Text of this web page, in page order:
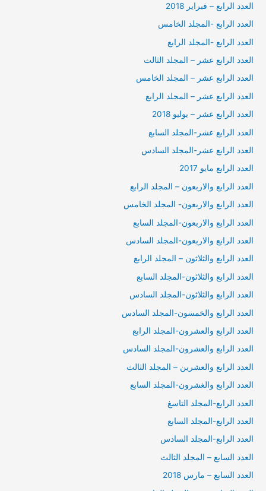
العدد الرابع – فبراير 2018
العدد الرابع -المجلد الخامس
العدد الرابع -المجلد الرابع
العدد الرابع عشر – المجلد الثالث
العدد الرابع عشر – المجلد الخامس
العدد الرابع عشر – المجلد الرابع
العدد الرابع عشر – يوليو 2018
العدد الرابع عشر-المجلد السابع
العدد الرابع عشر-المجلد السادس
العدد الرابع مايو 2017
العدد الرابع والاربعون – المجلد الرابع
العدد الرابع والاربعون- المجلد الخامس
العدد الرابع والاربعون-المجلد السابع
العدد الرابع والاربعون-المجلد السادس
العدد الرابع والثلاثون – المجلد الرابع
العدد الرابع والثلاثون-المجلد السابع
العدد الرابع والثلاثون-المجلد السادس
العدد الرابع والخمسون-المجلد السادس
العدد الرابع والعشرون-المجلد الرابع
العدد الرابع والعشرون-المجلد السادس
العدد الرابع والعشرين – المجلد الثالث
العدد الرابع والغشرون-المجلد السابع
العدد الرابع-المجلد التاسغ
العدد الرابع-المجلد السابع
العدد الرابع-المجلد السادس
العدد السابع – المجلد الثالث
العدد السابع – مارس 2018